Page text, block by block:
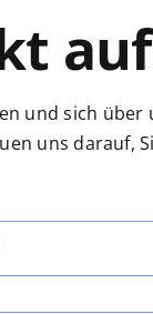
und sich
uns darauf,